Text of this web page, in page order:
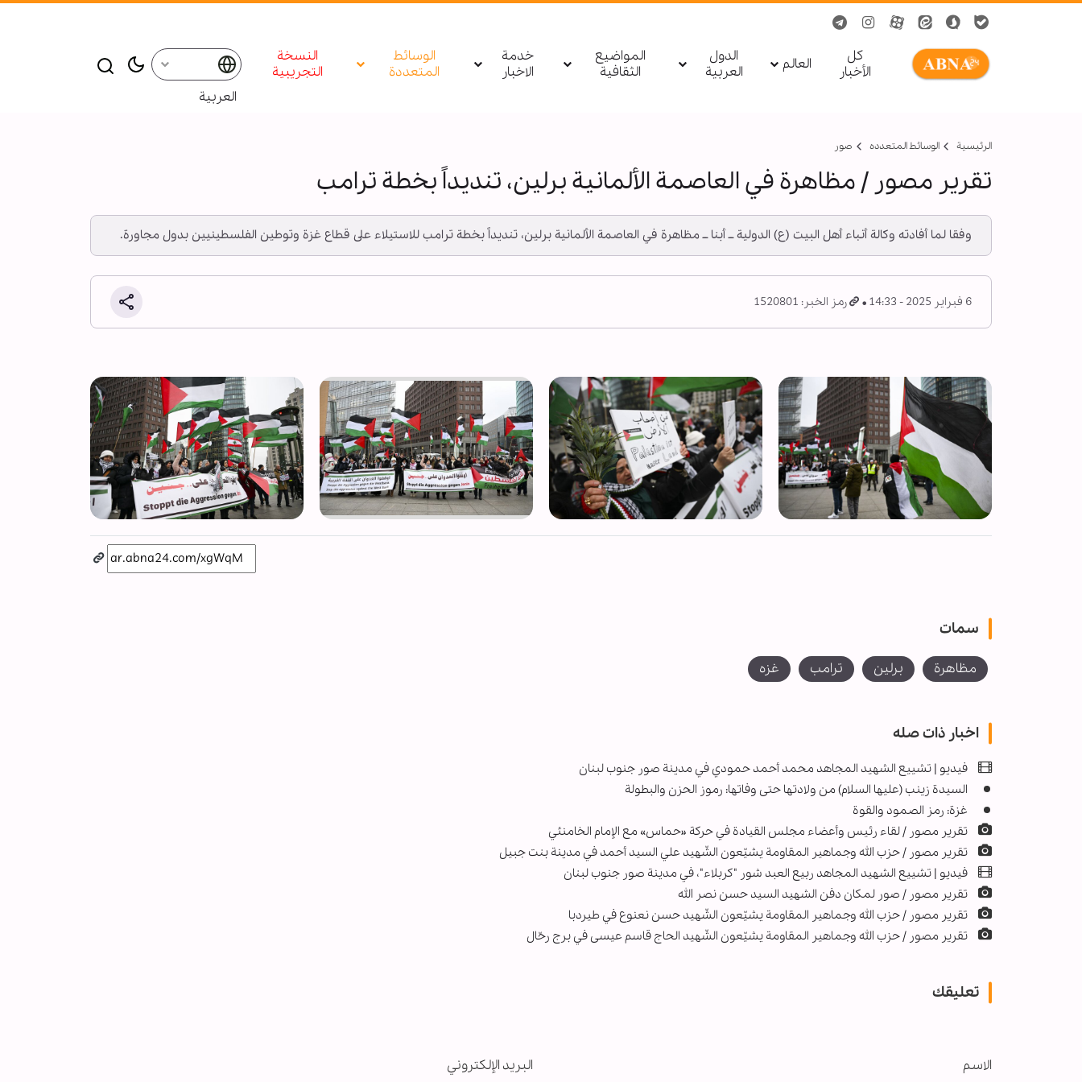
کل
الأخبار
العالم
الدول
العربیة
المواضيع
الثقافية
خدمة
الاخبار
الوسائط
المتعددة
النسخة
التجريبية
العربية
الرئيسية الوسائط المتعدده صور
تقرير مصور / مظاهرة في العاصمة الألمانية برلين، تنديداً بخطة ترامب
وفقا لما أفادته وكالة أنباء أهل البيت (ع) الدولية ــ أبنا ــ مظاهرة في العاصمة الألمانية برلين، تنديداً بخطة ترامب للاستيلاء على قطاع غزة وتوطين الفلسطينيين بدول مجاورة.
6 فبراير 2025 - 14:33 رمز الخبر: 1520801
سمات
مظاهرة برلين ترامب غزه
اخبار ذات صله
فيديو | تشييع الشهيد المجاهد محمد أحمد حمودي في مدينة صور جنوب لبنان
السيدة زينب (عليها السلام) من ولادتها حتى وفاتها: رموز الحزن والبطولة
غزة: رمز الصمود والقوة
تقرير مصور / لقاء رئيس وأعضاء مجلس القيادة في حركة «حماس» مع الإمام الخامنئي
تقریر مصور / حزب الله وجماهير المقاومة يشيّعون الشّهيد علي السيد أحمد في مدينة بنت جبيل
فيديو | تشييع الشهيد المجاهد ربيع العبد شور "كربلاء"، في مدينة صور جنوب لبنان
تقرير مصور / صور لمكان دفن الشهيد السيد حسن نصر الله
تقریر مصور / حزب الله وجماهير المقاومة يشيّعون الشّهيد حسن نعنوع في طيردبا
تقریر مصور / حزب الله وجماهير المقاومة يشيّعون الشّهيد الحاج قاسم عيسى في برج رحّال
تعليقك
الاسم البريد الإلكتروني